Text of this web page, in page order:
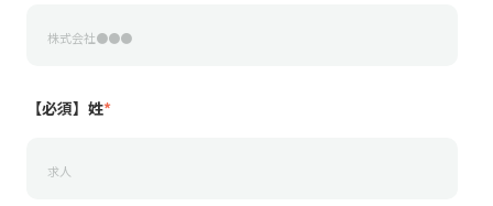
【必須】姓*